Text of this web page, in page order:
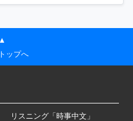
▲
ップへ
リスニング「時事中文」